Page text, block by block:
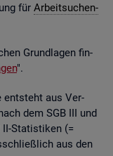
für Ar­beit­su­chen­
Grund­la­gen fin­
".
ent­steht aus Ver­
dem SGB III und
II-Sta­tis­ti­ken (=
aus den